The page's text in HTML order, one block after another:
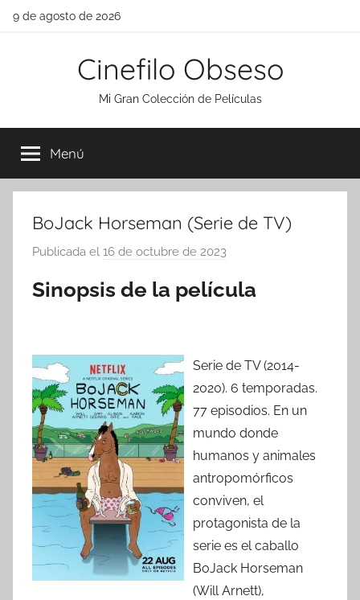
Saltar
9 de agosto de 2026
Cinefilo Obseso
Mi Gran Colección de Películas
Menú
BoJack Horseman (Serie de TV)
Publicada el 16 de octubre de 2023
r
Sinopsis de la película
Serie de TV (2014-
2020). 6 temporadas.
77 episodios. En un
mundo donde
humanos y animales
antropomórficos
conviven, el
protagonista de la
serie es el caballo
BoJack Horseman
(Will Arnett),